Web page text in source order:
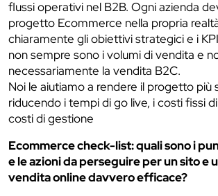
flussi operativi nel B2B. Ogni azienda
progetto Ecommerce nella propria
chiaramente gli obiettivi strategici e i
non sempre sono i volumi di vendita e
necessariamente la vendita B2C.
Noi le aiutiamo a rendere il progetto più
riducendo i tempi di go live, i costi fissi
costi di gestione
Ecommerce check-list: quali sono i
e le azioni da perseguire per un sito e
vendita online davvero efficace?